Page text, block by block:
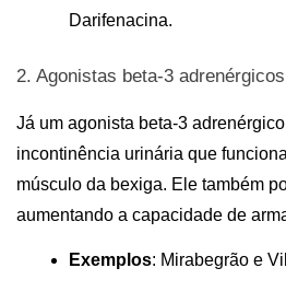
2. Agonistas beta-3 adrenérgicos
Já um agonista beta-3
incontinência urinária que
músculo da bexiga. Ele também
aumentando a capacidade de
Exemplos